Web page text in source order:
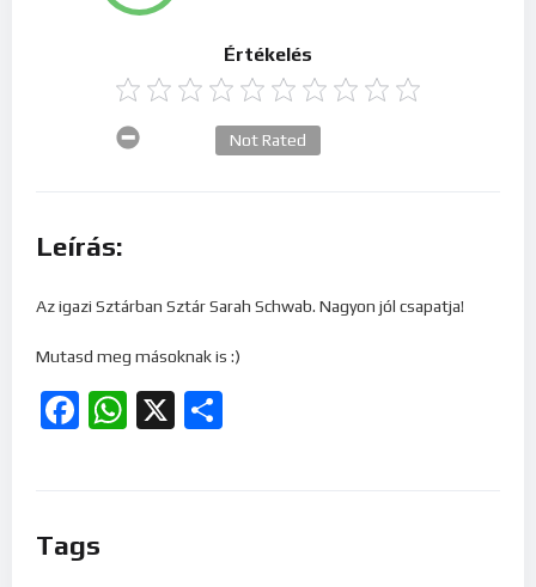
Értékelés
Not Rated
Leírás:
Az igazi Sztárban Sztár Sarah Schwab. Nagyon jól csapatja!
Mutasd meg másoknak is :)
Facebook
WhatsApp
X
Tags